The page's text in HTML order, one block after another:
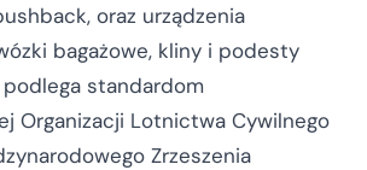
oraz urządzenia
bagażowe, kliny i podesty
podlega standardom
Organizacji Lotnictwa Cywilnego
Zrzeszenia